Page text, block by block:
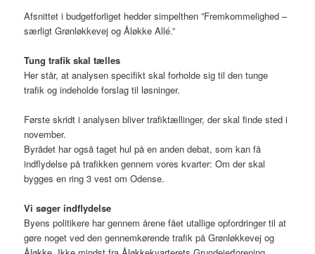
Afsnittet i budgetforliget hedder simpelthen ”Fremkommelighed –
særligt Grønløkkevej og Åløkke Allé.”
Tung trafik skal tælles
Her står, at analysen specifikt skal forholde sig til den tunge
trafik og indeholde forslag til løsninger.
Første skridt i analysen bliver trafiktællinger, der skal finde sted i
november.
Byrådet har også taget hul på en anden debat, som kan få
indflydelse på trafikken gennem vores kvarter: Om der skal
bygges en ring 3 vest om Odense.
Vi søger indflydelse
Byens politikere har gennem årene fået utallige opfordringer til at
gøre noget ved den gennemkørende trafik på Grønløkkevej og